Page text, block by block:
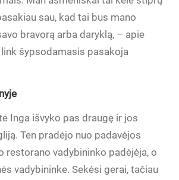
sau, kad tai bus mano
bravorą arba daryklą, – apie
šypsodamasis pasakoja
Inga išvyko pas draugę ir jos
Ten pradėjo nuo padavėjos
restorano vadybininko padėjėja, o
vadybininke. Sekėsi gerai, tačiau